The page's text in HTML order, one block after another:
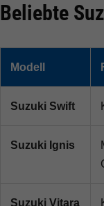
Beliebte
Modell
Suzuki Swift
Suzuki Ignis
Suzuki Vitara